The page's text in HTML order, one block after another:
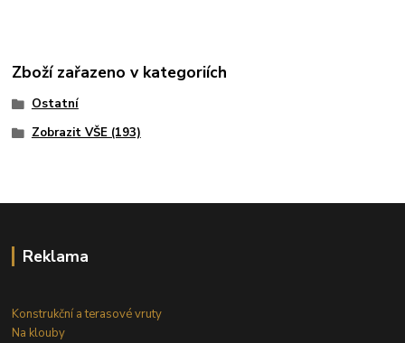
Zboží zařazeno v kategoriích
Ostatní
Zobrazit VŠE (193)
Reklama
Konstrukční a terasové vruty
Na klouby